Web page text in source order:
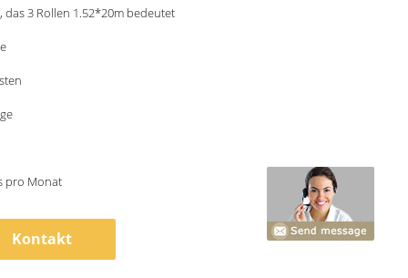
das 3 Rollen 1.52*20m bedeutet
pro Monat
Kontakt